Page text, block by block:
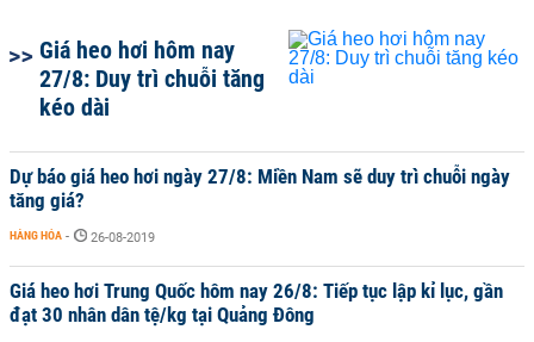
Giá heo hơi hôm nay
27/8: Duy trì chuỗi tăng
kéo dài
Dự báo giá heo hơi ngày 27/8: Miền Nam sẽ duy trì chuỗi ngày
tăng giá?
HÀNG HÓA - 26-08-2019
Giá heo hơi Trung Quốc hôm nay 26/8: Tiếp tục lập kỉ lục, gần
đạt 30 nhân dân tệ/kg tại Quảng Đông